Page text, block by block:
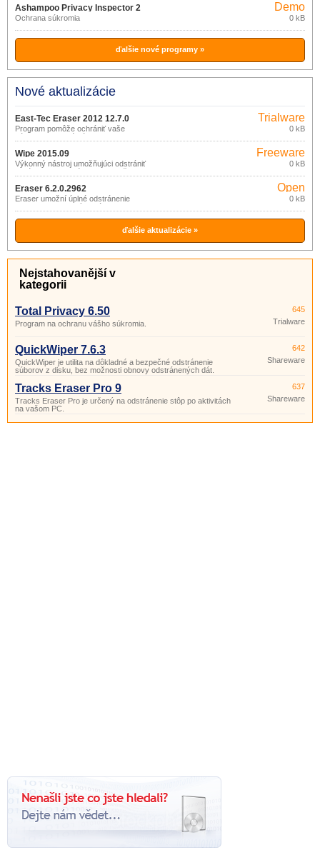
Ashampoo Privacy Inspector 2
2.0.10
Ochrana súkromia
Demo
0 kB
ďalšie nové programy »
Nové aktualizácie
East-Tec Eraser 2012 12.7.0
Program pomôže ochrániť vaše
súkromie a citlivé dáta.
Trialware
0 kB
Wipe 2015.09
Výkonný nástroj umožňujúci odstrániť
históriu internetového prehliadača,
vyčistiť súbory index.
Freeware
0 kB
Eraser 6.2.0.2962
Eraser umožní úplné odstránenie
(skartovanie) citlivých dát z disku
niekoľkonásobným prepísaním
starostlivo volenými dátovými
Open
source
(gpl)
0 kB
ďalšie aktualizácie »
Nejstahovanější v
kategorii
Total Privacy 6.50
Program na ochranu vášho súkromia.
645
Trialware
QuickWiper 7.6.3
QuickWiper je utilita na dôkladné a bezpečné odstránenie
súborov z disku, bez možnosti obnovy odstránených dát.
642
Shareware
Tracks Eraser Pro 9
Tracks Eraser Pro je určený na odstránenie stôp po aktivitách
na vašom PC.
637
Shareware